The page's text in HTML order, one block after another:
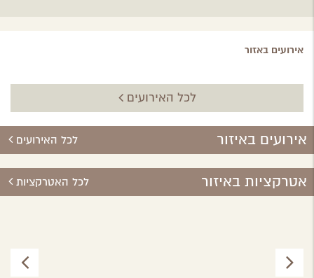
אירועים באזור
לכל האירועים
אירועים באיזור לכל האירועים
אטרקציות באיזור לכל האטרקציות